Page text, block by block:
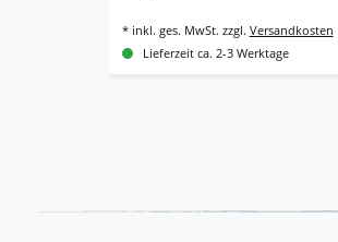
* inkl. ges. MwSt. zzgl. Versandkosten
Lieferzeit ca. 2-3 Werktage